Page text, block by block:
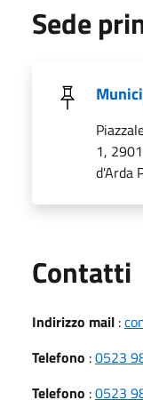
Sede
1,
d'Arda
Contatti
Indirizzo mail :
Telefono :0523
Telefono :0523